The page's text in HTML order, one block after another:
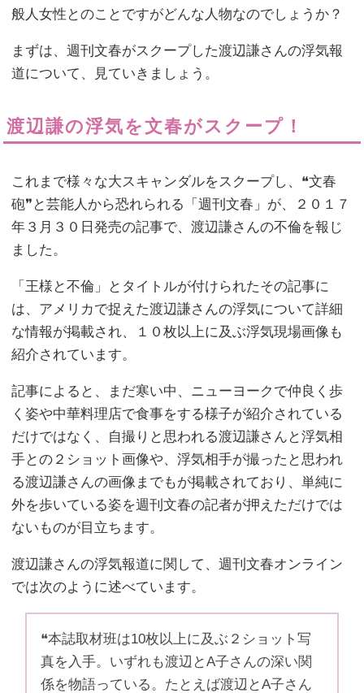
般人女性とのことですがどんな人物なのでしょうか？
まずは、週刊文春がスクープした渡辺謙さんの浮気報
道について、見ていきましょう。
渡辺謙の浮気を文春がスクープ！
これまで様々な大スキャンダルをスクープし、❝文春
砲❞と芸能人から恐れられる「週刊文春」が、２０１７
年３月３０日発売の記事で、渡辺謙さんの不倫を報じ
ました。
「王様と不倫」とタイトルが付けられたその記事に
は、アメリカで捉えた渡辺謙さんの浮気について詳細
な情報が掲載され、１０枚以上に及ぶ浮気現場画像も
紹介されています。
記事によると、まだ寒い中、ニューヨークで仲良く歩
く姿や中華料理店で食事をする様子が紹介されている
だけではなく、自撮りと思われる渡辺謙さんと浮気相
手との２ショット画像や、浮気相手が撮ったと思われ
る渡辺謙さんの画像までもが掲載されており、単純に
外を歩いている姿を週刊文春の記者が押えただけでは
ないものが目立ちます。
渡辺謙さんの浮気報道に関して、週刊文春オンライン
では次のように述べています。
❝本誌取材班は10枚以上に及ぶ２ショット写
真を入手。いずれも渡辺とA子さんの深い関
係を物語っている。たとえば渡辺とA子さん